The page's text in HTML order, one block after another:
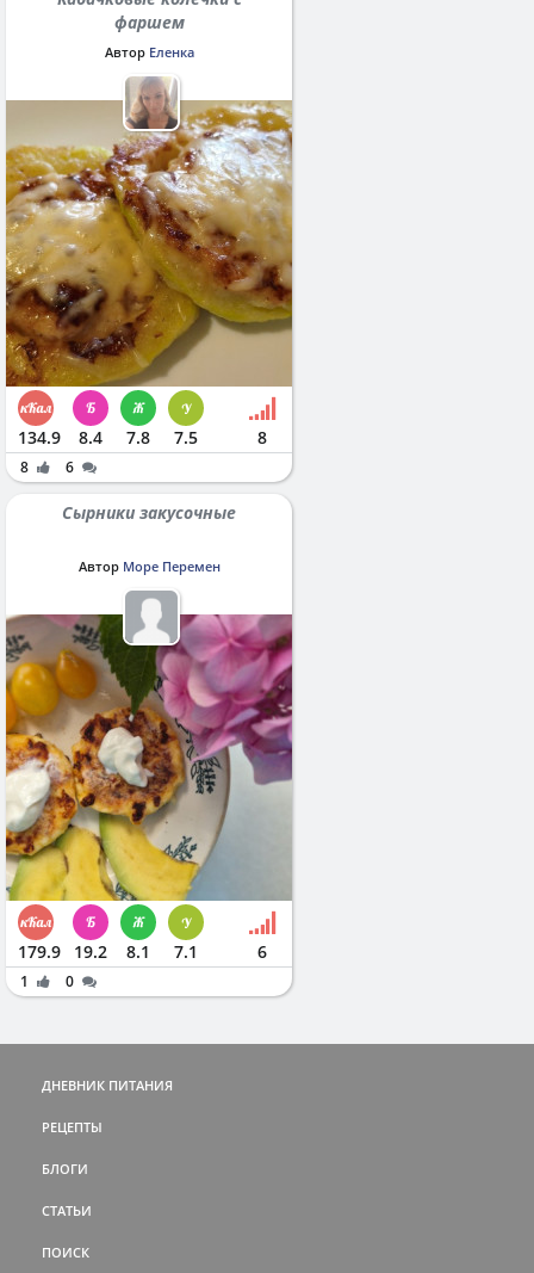
фаршем
Автор Еленка
134.9 8.4 7.8 7.5 8
8 6
Сырники закусочные
Автор Море Перемен
179.9 19.2 8.1 7.1 6
1 0
ДНЕВНИК ПИТАНИЯ
РЕЦЕПТЫ
БЛОГИ
СТАТЬИ
ПОИСК